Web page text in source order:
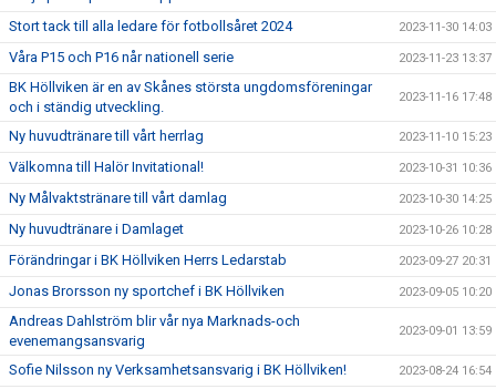
Stort tack till alla ledare för fotbollsåret 2024 2023-11-30 14:03
Våra P15 och P16 når nationell serie 2023-11-23 13:37
BK Höllviken är en av Skånes största ungdomsföreningar
och i ständig utveckling.
2023-11-16 17:48
Ny huvudtränare till vårt herrlag 2023-11-10 15:23
Välkomna till Halör Invitational! 2023-10-31 10:36
Ny Målvaktstränare till vårt damlag 2023-10-30 14:25
Ny huvudtränare i Damlaget 2023-10-26 10:28
Förändringar i BK Höllviken Herrs Ledarstab 2023-09-27 20:31
Jonas Brorsson ny sportchef i BK Höllviken 2023-09-05 10:20
Andreas Dahlström blir vår nya Marknads-och
evenemangsansvarig
2023-09-01 13:59
Sofie Nilsson ny Verksamhetsansvarig i BK Höllviken! 2023-08-24 16:54